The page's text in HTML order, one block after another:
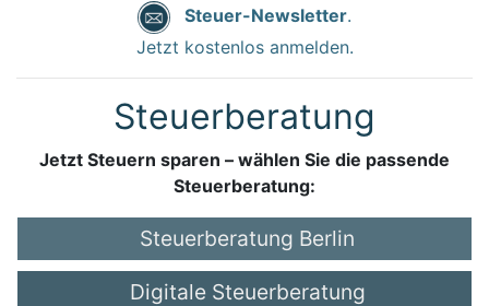
Steuer-Newsletter.
Jetzt kostenlos anmelden.
Steuerberatung
Jetzt Steuern sparen – wählen Sie die passende
Steuerberatung:
Steuerberatung Berlin
Digitale Steuerberatung